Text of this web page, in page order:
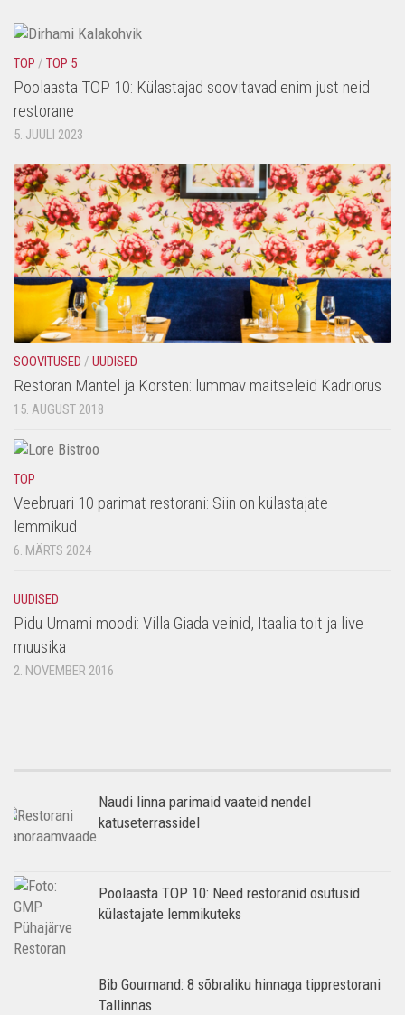
TOP / TOP 5
Poolaasta TOP 10: Külastajad soovitavad enim just neid
restorane
5. JUULI 2023
SOOVITUSED / UUDISED
Restoran Mantel ja Korsten: lummav maitseleid Kadriorus
15. AUGUST 2018
TOP
Veebruari 10 parimat restorani: Siin on külastajate
lemmikud
6. MÄRTS 2024
UUDISED
Pidu Umami moodi: Villa Giada veinid, Itaalia toit ja live
muusika
2. NOVEMBER 2016
Naudi linna parimaid vaateid nendel
katuseterrassidel
Poolaasta TOP 10: Need restoranid osutusid
külastajate lemmikuteks
Bib Gourmand: 8 sõbraliku hinnaga tipprestorani
Tallinnas